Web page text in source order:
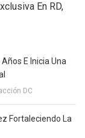
En RD,
E Inicia Una
DC
Fortaleciendo La